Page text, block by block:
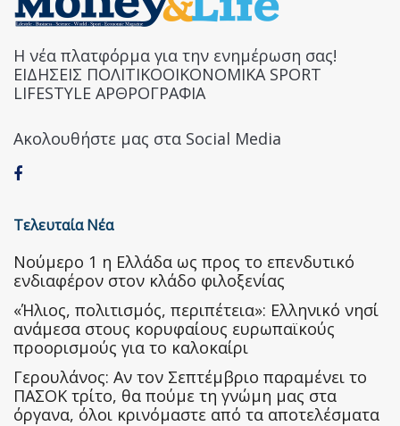
Η νέα πλατφόρμα για την ενημέρωση σας!
ΕΙΔΗΣΕΙΣ ΠΟΛΙΤΙΚΟΟΙΚΟΝΟΜΙΚΑ SPORT
LIFESTYLE ΑΡΘΡΟΓΡΑΦΙΑ
Ακολουθήστε μας στα Social Media
Τελευταία Νέα
Nούμερο 1 η Ελλάδα ως προς το επενδυτικό
ενδιαφέρον στον κλάδο φιλοξενίας
«Ήλιος, πολιτισμός, περιπέτεια»: Ελληνικό νησί
ανάμεσα στους κορυφαίους ευρωπαϊκούς
προορισμούς για το καλοκαίρι
Γερουλάνος: Αν τον Σεπτέμβριο παραμένει το
ΠΑΣΟΚ τρίτο, θα πούμε τη γνώμη μας στα
όργανα, όλοι κρινόμαστε από τα αποτελέσματα